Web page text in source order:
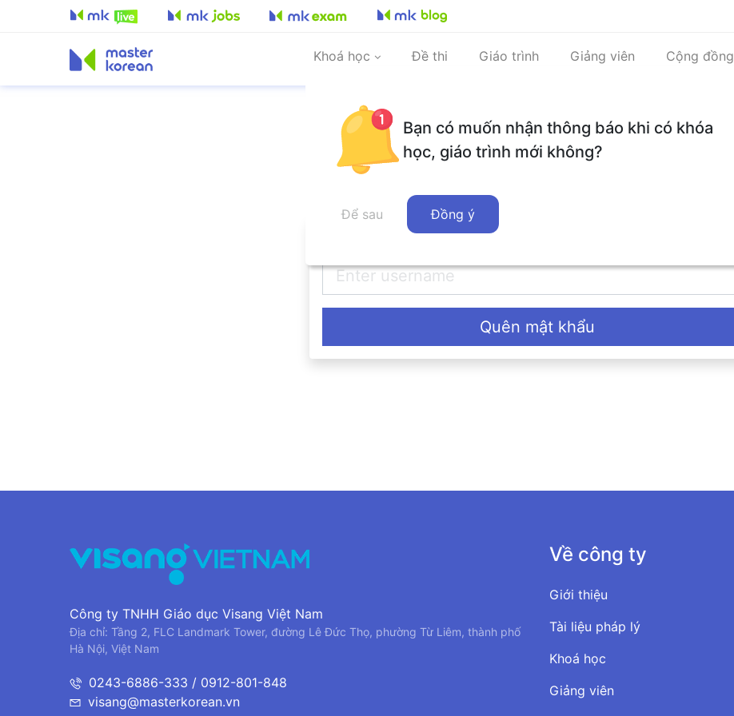
Khoá học Đề thi Giáo trình Giảng viên Cộng đồng
Quên mật khẩu
Bạn có muốn nhận thông báo khi có khóa
học, giáo trình mới không?
Để sau Đồng ý
Công ty TNHH Giáo dục Visang Việt Nam
Địa chỉ: Tầng 2, FLC Landmark Tower, đường Lê Đức Thọ, phường Từ Liêm, thành phố
Hà Nội, Việt Nam
0243-6886-333 / 0912-801-848
visang@masterkorean.vn
Về công ty
Giới thiệu
Tài liệu pháp lý
Khoá học
Giảng viên